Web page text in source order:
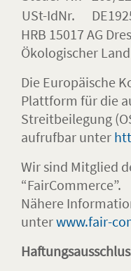
USt-IdNr.
HRB 15017 AG
Ökologischer
Die Europäische
Plattform für die
Streitbeilegung
aufrufbar unter
Wir sind Mitglied
“FairCommerce”.
Nähere
unterwww.fair-